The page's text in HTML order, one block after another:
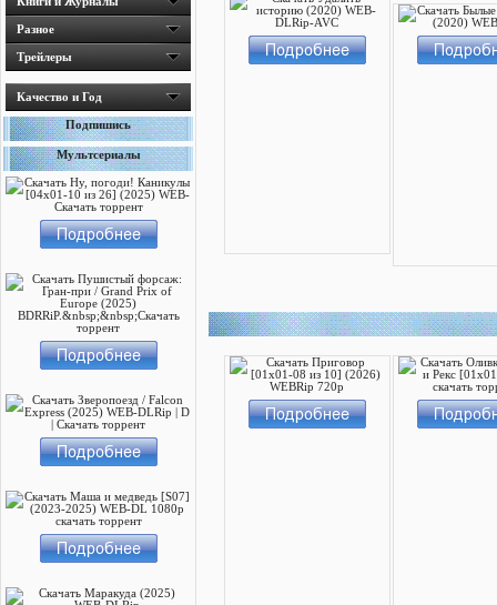
Разное
Трейлеры
Качество и Год
Подпишись
Мультсериалы